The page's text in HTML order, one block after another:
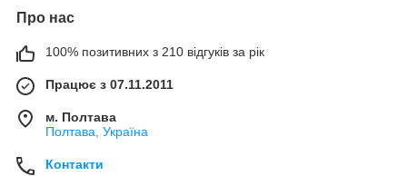
Про нас
100% позитивних з 210 відгуків за рік
Працює з 07.11.2011
м. Полтава
Полтава, Україна
Контакти